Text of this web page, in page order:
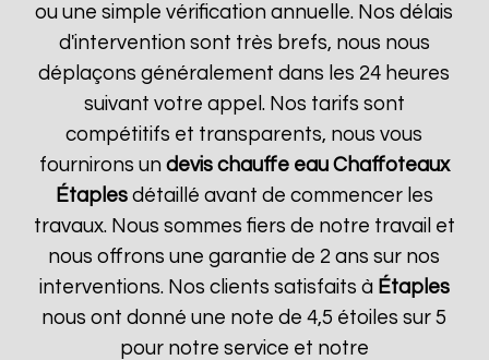
ou une simple vérification annuelle. Nos délais
d'intervention sont très brefs, nous nous
déplaçons généralement dans les 24 heures
suivant votre appel. Nos tarifs sont
compétitifs et transparents, nous vous
fournirons un devis chauffe eau Chaffoteaux
Étaplesdétaillé avant de commencer les
travaux. Nous sommes fiers de notre travail et
nous offrons une garantie de 2 ans sur nos
interventions. Nos clients satisfaits à Étaples
nous ont donné une note de 4,5 étoiles sur 5
pour notre service et notre